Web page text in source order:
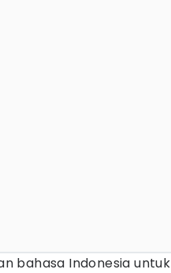
bahasa Indonesia untuk